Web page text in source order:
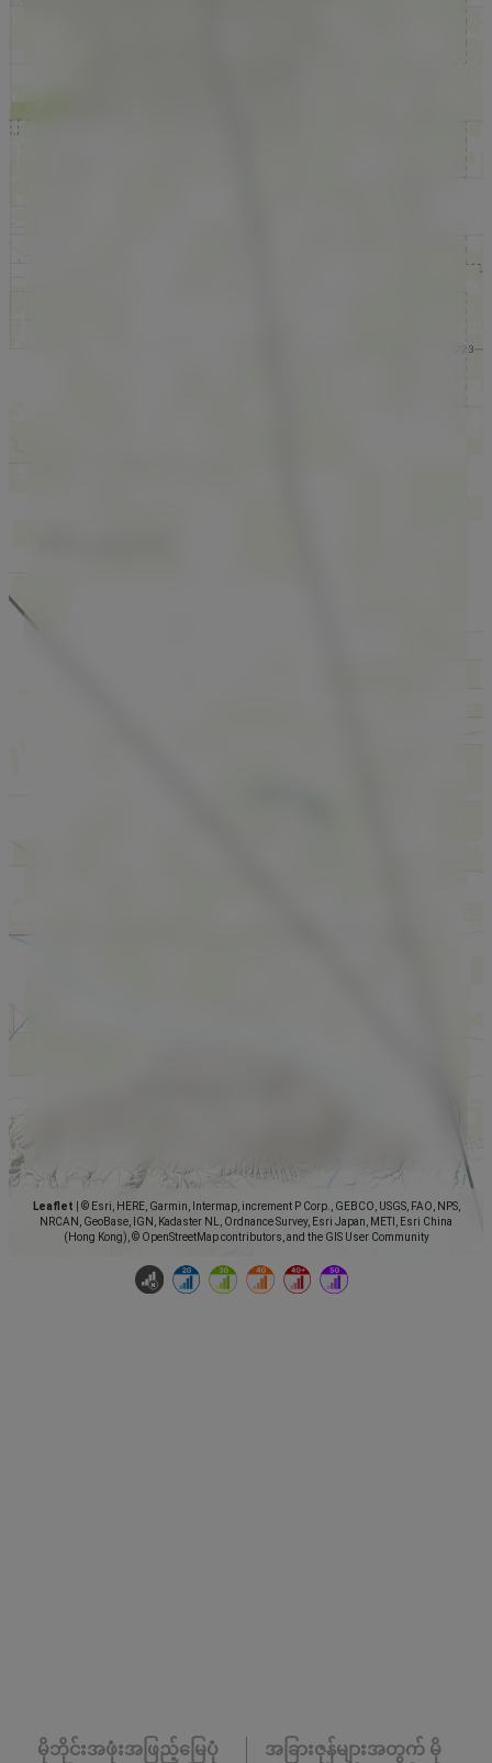
Leaflet
© Esri, HERE, Garmin, Intermap, increment P Corp., GEBCO, USGS, FAO, NPS,
NRCAN, GeoBase, IGN, Kadaster NL, Ordnance Survey, Esri Japan, METI, Esri China
(Hong Kong), © OpenStreetMap contributors, and the GIS User Community
မိုဘိုင်းအဖုံးအဖြည့်မြေပုံ
အခြားဇုန်များအတွက် မို